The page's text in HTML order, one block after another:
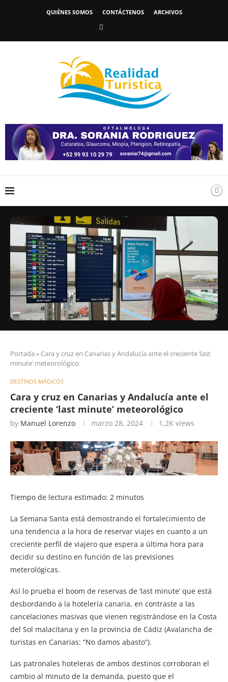
QUIÉNES SOMOS CONTÁCTENOS ARCHIVOS
Portada » Cara y cruz en Canarias y Andalucía ante el creciente ‘last
minute’ meteorológico
DESTINOS MÁGICOS
Cara y cruz en Canarias y Andalucía ante el
creciente ‘last minute’ meteorológico
by Manuel Lorenzo marzo 28, 2024 1,2K views
Tiempo de lectura estimado: 2 minutos
La Semana Santa está demostrando el fortalecimiento de
una tendencia a la hora de reservar viajes en cuanto a un
creciente perfil de viajero que espera a última hora para
decidir su destino en función de las previsiones
meterológicas.
Así lo prueba el boom de reservas de ‘last minute’ que está
desbordando a la hotelería canaria, en contraste a las
cancelaciones masivas que vienen registrándose en la Costa
del Sol malacitana y en la provincia de Cádiz (Avalancha de
turistas en Canarias: “No damos abasto”).
Las patronales hoteleras de ambos destinos corroboran el
cambio al minuto de la demanda, puesto que el